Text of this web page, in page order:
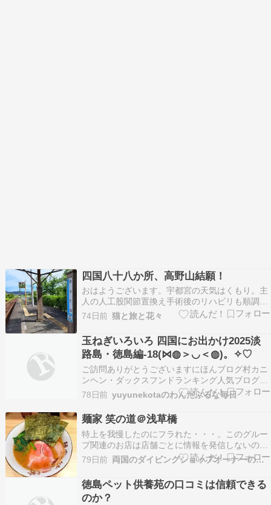
四国八十八か所、高野山結願！
おはようございます。宇都宮の天気はくもり。主
人の人工股関節置換え手術後のリハビリも順調、
ひとりで留守番できるようなったので、急に思い
立ってお遍路に行ってきました。八十八か所うち
の徳島の二ケ寺がまだだったので、東京から徳島
の阿南というところまで夜行バス。そのあとはロ
ーカル線と徒歩…
74日前 猫と旅と花々
玉ねぎいろいろ 四国にお出かけ2025淡
路島・徳島編-18(⋈◍＞◡＜◍)。✧♡
ご訪問ありがとうございますにほんブログ村カニ
ンヘン・ダックスフンドランキング人気ブログラ
ンキングへ 『おっ玉ねぎ 四国にお出かけ2025淡
路島・徳島編-17(⋈◍＞◡＜◍)。✧♡』 ご訪問あ
りがとうございますにほんブログ村カニンヘン・
ダックスフンドランキング人気ブログランキン
グ…
78日前 yuyunekotaのわんだふるな毎日
麺家 笑の道＠浅草橋
特上を我慢したのにフラれた・・・。このグルー
プ関連のお店は店舗ごとに情報を発信しないので
何度か似たようなことを体験してるなぁ～！？母
の元へと大きく遠回りして他の日に予定してたお
店へと。雨の日だし少し落ち着いたかな？って思
ってたら16名の行列がありますよ！目立つ赤く大
きな看板が店舗…
79日前 両国のダイビングショップオーナーの日記
徳島ペット供養苑の口コミは信頼できる
のか？